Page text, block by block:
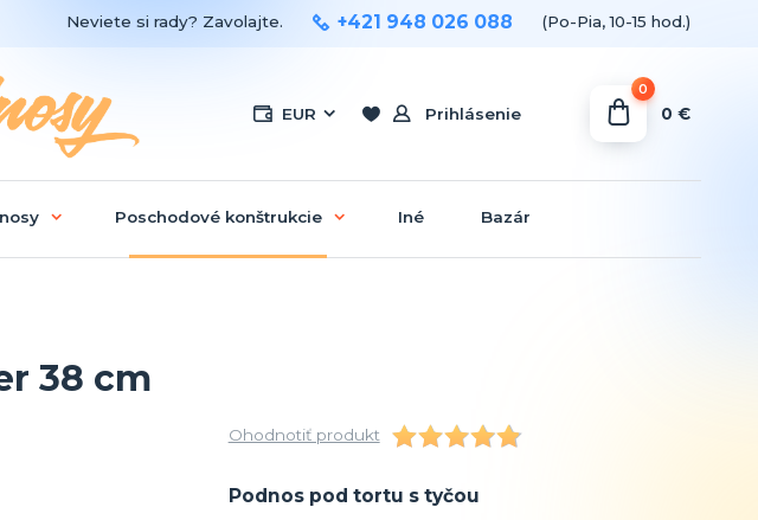
EUR Prihlásenie
Neviete si rady? Zavolajte. +421 948 026 088 (Po-Pia, 10-15 hod.)
0
0 €
Poschodové konštrukcie Iné Bazár
38 cm
Ohodnotiť produkt
Podnos pod tortu s tyčou